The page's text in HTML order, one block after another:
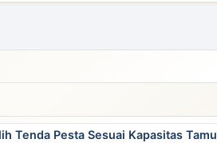
Tenda Pesta Sesuai Kapasitas